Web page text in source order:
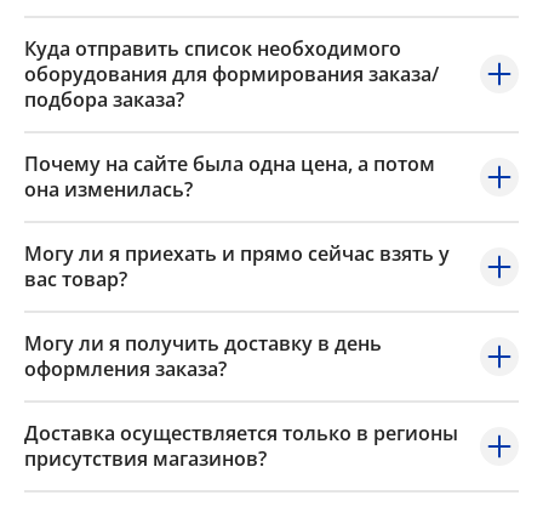
Куда отправить список необходимого
оборудования для формирования заказа/
подбора заказа?
Почему на сайте была одна цена, а потом
она изменилась?
Могу ли я приехать и прямо сейчас взять у
вас товар?
Могу ли я получить доставку в день
оформления заказа?
Доставка осуществляется только в регионы
присутствия магазинов?